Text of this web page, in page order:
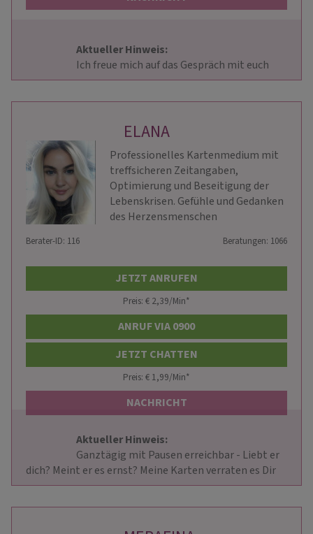
Aktueller Hinweis:
ELANA
Professionelles Kartenmedium mit
treffsicheren Zeitangaben,
Optimierung und Beseitigung der
Lebenskrisen. Gefühle und Gedanken
des Herzensmenschen
Berater-ID: 116 Beratungen: 1066
JETZT ANRUFEN
Preis: € 2,39/Min*
ANRUF VIA 0900
JETZT CHATTEN
Preis: € 1,99/Min*
NACHRICHT
Aktueller Hinweis: